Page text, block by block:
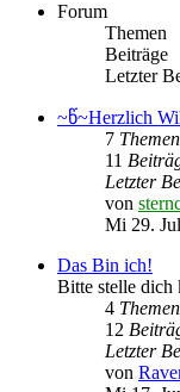
Forum
Themen
Beiträge
Letzter
~წ~Herzlich
7 Themen
11
Letzter
von
Mi 29.
Das Bin ich!
Bitte stelle dich
4 Themen
12
Letzter
von